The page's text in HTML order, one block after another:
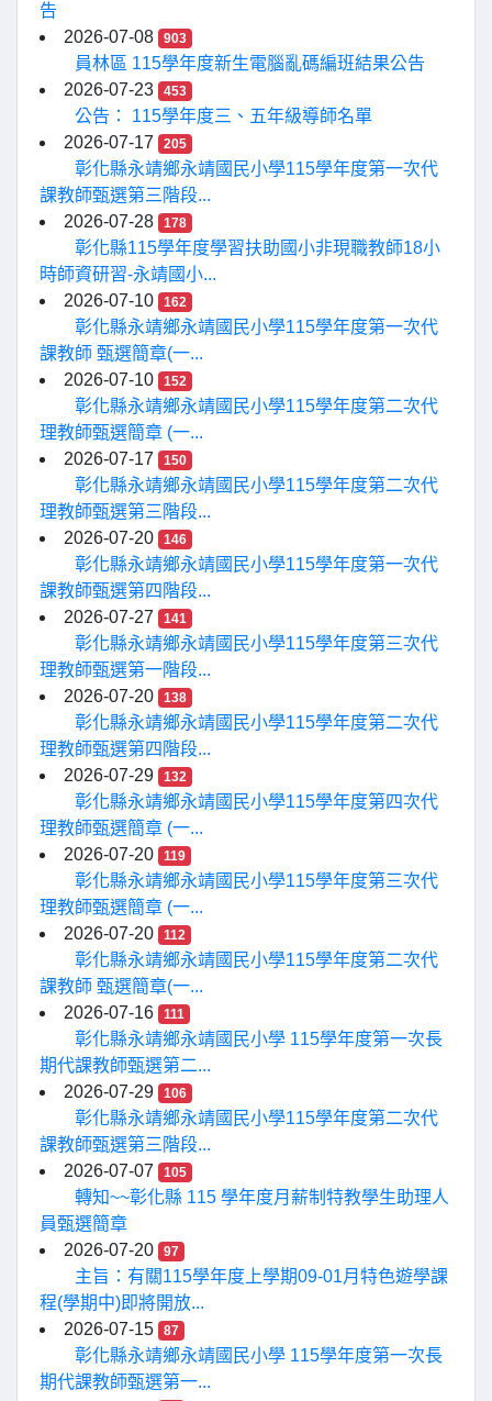
告
2026-07-08
903
員林區 115學年度新生電腦亂碼編班結果公告
2026-07-23
453
公告： 115學年度三、五年級導師名單
2026-07-17
205
彰化縣永靖鄉永靖國民小學115學年度第一次代
課教師甄選第三階段...
2026-07-28
178
彰化縣115學年度學習扶助國小非現職教師18小
時師資研習-永靖國小...
2026-07-10
162
彰化縣永靖鄉永靖國民小學115學年度第一次代
課教師 甄選簡章(一...
2026-07-10
152
彰化縣永靖鄉永靖國民小學115學年度第二次代
理教師甄選簡章 (一...
2026-07-17
150
彰化縣永靖鄉永靖國民小學115學年度第二次代
理教師甄選第三階段...
2026-07-20
146
彰化縣永靖鄉永靖國民小學115學年度第一次代
課教師甄選第四階段...
2026-07-27
141
彰化縣永靖鄉永靖國民小學115學年度第三次代
理教師甄選第一階段...
2026-07-20
138
彰化縣永靖鄉永靖國民小學115學年度第二次代
理教師甄選第四階段...
2026-07-29
132
彰化縣永靖鄉永靖國民小學115學年度第四次代
理教師甄選簡章 (一...
2026-07-20
119
彰化縣永靖鄉永靖國民小學115學年度第三次代
理教師甄選簡章 (一...
2026-07-20
112
彰化縣永靖鄉永靖國民小學115學年度第二次代
課教師 甄選簡章(一...
2026-07-16
111
彰化縣永靖鄉永靖國民小學 115學年度第一次長
期代課教師甄選第二...
2026-07-29
106
彰化縣永靖鄉永靖國民小學115學年度第二次代
課教師甄選第三階段...
2026-07-07
105
轉知~~彰化縣 115 學年度月薪制特教學生助理人
員甄選簡章
2026-07-20
97
主旨：有關115學年度上學期09-01月特色遊學課
程(學期中)即將開放...
2026-07-15
87
彰化縣永靖鄉永靖國民小學 115學年度第一次長
期代課教師甄選第一...